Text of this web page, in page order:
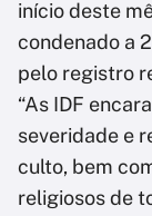
início deste
condenado a
pelo registro
“As IDF
severidade e
culto, bem
religiosos de